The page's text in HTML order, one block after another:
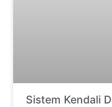
Sistem Kendali